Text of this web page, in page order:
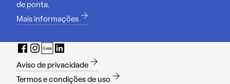
de ponta.
Mais informações
Aviso de privacidade
Termos e condições de uso